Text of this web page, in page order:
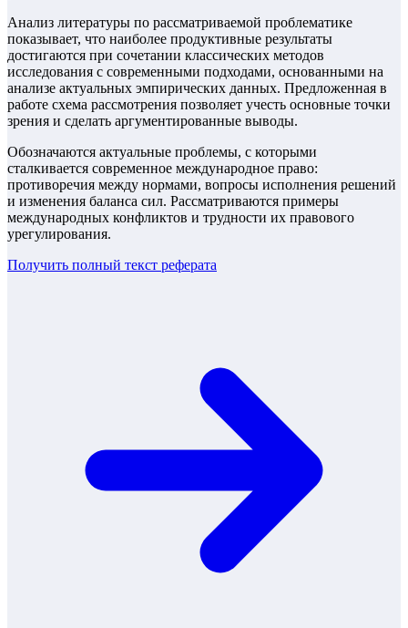
Анализ литературы по рассматриваемой проблематике
показывает, что наиболее продуктивные результаты
достигаются при сочетании классических методов
исследования с современными подходами, основанными на
анализе актуальных эмпирических данных. Предложенная в
работе схема рассмотрения позволяет учесть основные точки
зрения и сделать аргументированные выводы.
Обозначаются актуальные проблемы, с которыми
сталкивается современное международное право:
противоречия между нормами, вопросы исполнения решений
и изменения баланса сил. Рассматриваются примеры
международных конфликтов и трудности их правового
урегулирования.
Получить полный текст реферата